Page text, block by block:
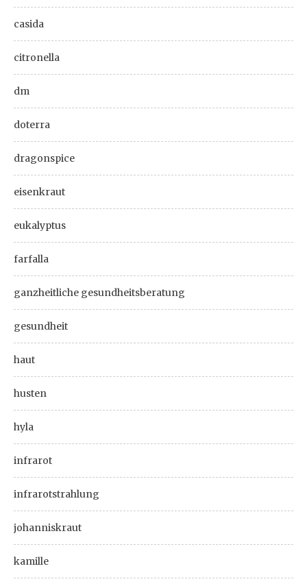
casida
citronella
dm
doterra
dragonspice
eisenkraut
eukalyptus
farfalla
ganzheitliche gesundheitsberatung
gesundheit
haut
husten
hyla
infrarot
infrarotstrahlung
johanniskraut
kamille